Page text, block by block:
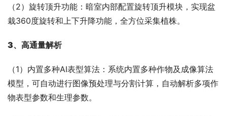
（2）旋转顶升功能：暗室内部配置旋转顶升模块，实现盆
栽360度旋转和上下升降功能，全方位采集植株。
3、高通量解析
（1）内置多种AI表型算法：系统内置多种作物及成像算法
模型，可自动进行图像预处理与分割计算，自动解析多项作
物表型参数和生理参数。